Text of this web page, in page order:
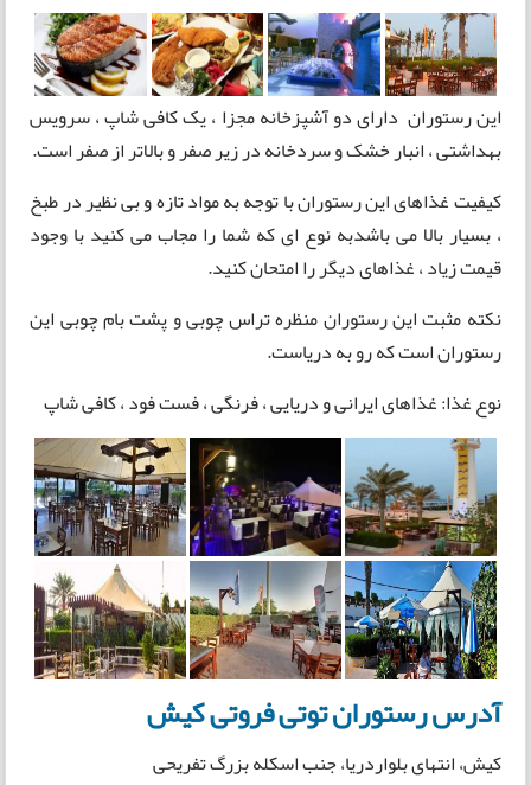
این رستوران دارای دو آشپزخانه مجزا ، یک کافی شاپ ، سرویس
بهداشتی ، انبار خشک و سردخانه در زیر صفر و بالاتر از صفر است.
کیفیت غذاهای این رستوران با توجه به مواد تازه و بی نظیر در طبخ
، بسیار بالا می باشدبه نوع ای که شما را مجاب می کنید با وجود
قیمت زیاد ، غذاهای دیگر را امتحان کنید.
نکته مثبت این رستوران منظره تراس چوبی و پشت بام چوبی این
رستوران است که رو به دریاست.
نوع غذا: غذاهای ایرانی و دریایی ، فرنگی ، فست فود ، کافی شاپ
آدرس رستوران توتی فروتی کیش
کیش، انتهای بلواردریا، جنب اسکله بزرگ تفریحی